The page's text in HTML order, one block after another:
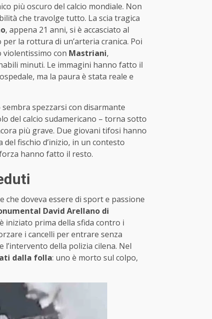
più oscuro del calcio mondiale. Non
che travolge tutto. La scia tragica
, appena 21 anni, si è accasciato al
la rottura di un’arteria cranica. Poi
violentissimo con Mastriani,
minuti. Le immagini hanno fatto il
ma la paura è stata reale e
spezzarsi con disarmante
del calcio sudamericano – torna sotto
più grave. Due giovani tifosi hanno
fischio d’inizio, in un contesto
hanno fatto il resto.
che doveva essere di sport e passione
David Arellano di
iniziato prima della sfida contro i
i cancelli per entrare senza
l’intervento della polizia cilena. Nel
dalla folla: uno è morto sul colpo,